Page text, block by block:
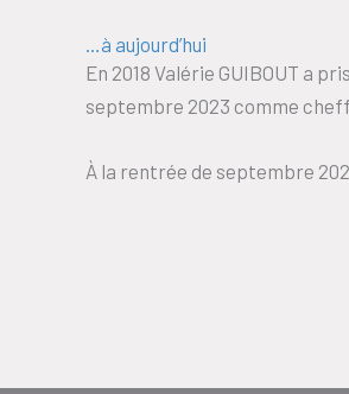
…à aujourd’hui
En 2018 Valérie GUIBOUT a
septembre 2023 comme
À la rentrée de septembre